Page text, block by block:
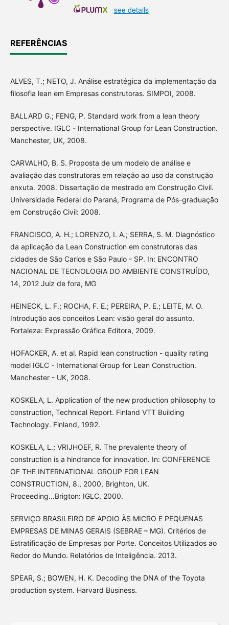
- see details
REFERÊNCIAS
ALVES, T.; NETO, J. Análise estratégica da implementação da
filosofia lean em Empresas construtoras. SIMPOI, 2008.
BALLARD G.; FENG, P. Standard work from a lean theory
perspective. IGLC - International Group for Lean Construction.
Manchester, UK, 2008.
CARVALHO, B. S. Proposta de um modelo de análise e
avaliação das construtoras em relação ao uso da construção
enxuta. 2008. Dissertação de mestrado em Construção Civil.
Universidade Federal do Paraná, Programa de Pós-graduação
em Construção Civil: 2008.
FRANCISCO, A. H.; LORENZO, I. A.; SERRA, S. M. Diagnóstico
da aplicação da Lean Construction em construtoras das
cidades de São Carlos e São Paulo - SP. In: ENCONTRO
NACIONAL DE TECNOLOGIA DO AMBIENTE CONSTRUÍDO,
14, 2012 Juiz de fora, MG
HEINECK, L. F.; ROCHA, F. E.; PEREIRA, P. E.; LEITE, M. O.
Introdução aos conceitos Lean: visão geral do assunto.
Fortaleza: Expressão Gráfica Editora, 2009.
HOFACKER, A. et al. Rapid lean construction - quality rating
model IGLC - International Group for Lean Construction.
Manchester - UK, 2008.
KOSKELA, L. Application of the new production philosophy to
construction, Technical Report. Finland VTT Building
Technology. Finland, 1992.
KOSKELA, L.; VRIJHOEF, R. The prevalente theory of
construction is a hindrance for innovation. In: CONFERENCE
OF THE INTERNATIONAL GROUP FOR LEAN
CONSTRUCTION, 8., 2000, Brighton, UK.
Proceeding...Brigton: IGLC, 2000.
SERVIÇO BRASILEIRO DE APOIO ÀS MICRO E PEQUENAS
EMPRESAS DE MINAS GERAIS (SEBRAE – MG). Critérios de
Estratificação de Empresas por Porte. Conceitos Utilizados ao
Redor do Mundo. Relatórios de Inteligência. 2013.
SPEAR, S.; BOWEN, H. K. Decoding the DNA of the Toyota
production system. Harvard Business.